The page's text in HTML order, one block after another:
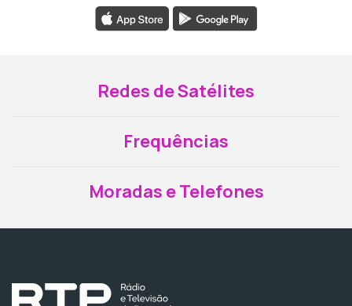
Redes de Satélites
Frequências
Moradas e Telefones